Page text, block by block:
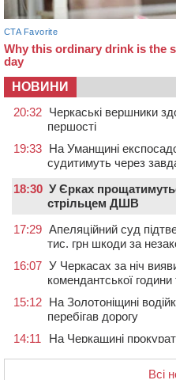
НОВИНИ
20:32 Черкаські вершники
першості
19:33 На Уманщині
судитимуть через
18:30 У Єрках
стрільцем ДШВ
17:29 Апеляційний суд
тис. грн шкоди за
16:07 У Черкасах за ніч
комендантської години
15:12 На Золотоніщині
перебігав дорогу
14:11
На Черкащині
У Смілі біля магазину
Всі